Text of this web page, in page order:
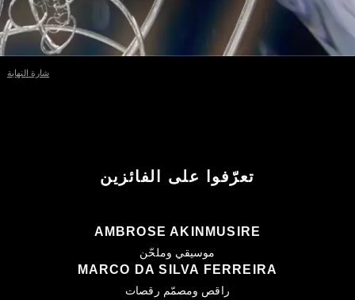
شارة النهاية
تعرّفوا على الفائزين
AMBROSE AKINMUSIRE
موسيقي وملحّن
MARCO DA SILVA FERREIRA
راقص ومصمّم رقصات